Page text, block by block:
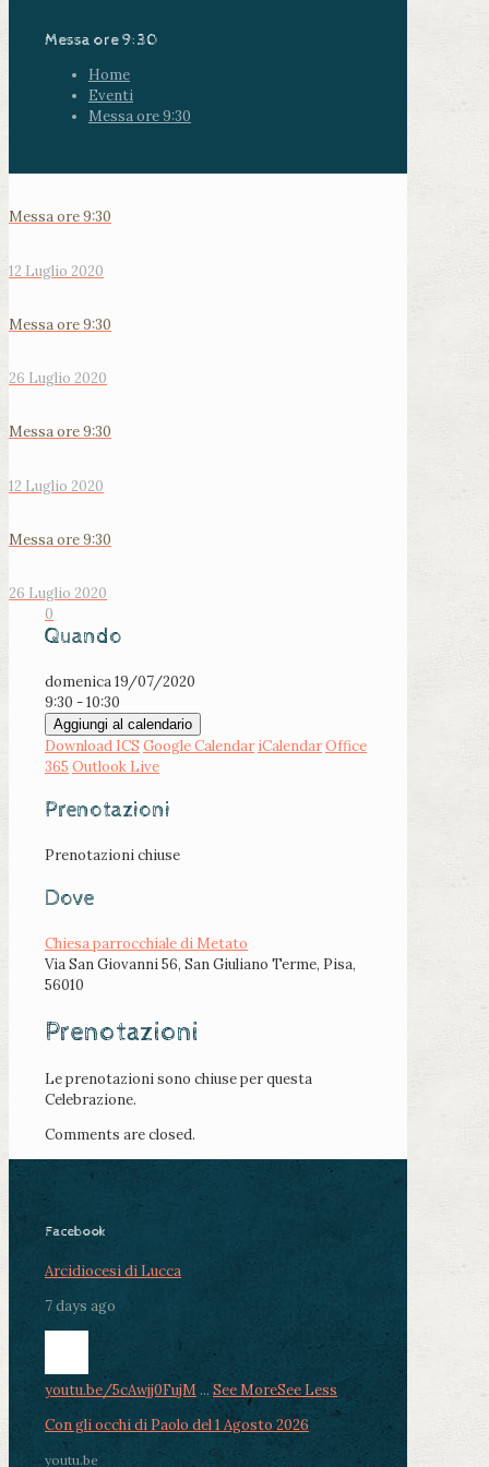
Messa ore 9:30
Home
Eventi
Messa ore 9:30
Messa ore 9:30
12 Luglio 2020
Messa ore 9:30
26 Luglio 2020
Messa ore 9:30
12 Luglio 2020
Messa ore 9:30
26 Luglio 2020
0
Quando
domenica 19/07/2020
9:30 - 10:30
Aggiungi al calendario
Download ICS Google Calendar iCalendarOffice
365 Outlook Live
Prenotazioni
Prenotazioni chiuse
Dove
Chiesa parrocchiale di Metato
Via San Giovanni 56, San Giuliano Terme, Pisa,
56010
Prenotazioni
Le prenotazioni sono chiuse per questa
Celebrazione.
Comments are closed.
Facebook
Arcidiocesi di Lucca
7 days ago
youtu.be/5cAwjj0FujM ... See MoreSee Less
Con gli occhi di Paolo del 1 Agosto 2026
youtu.be